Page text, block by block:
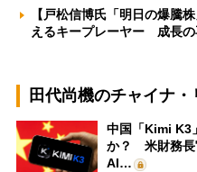
【戸松信博氏「明日の爆騰
えるキープレーヤー 成長
田代尚機のチャイナ・
中国「Kimi K3
か？ 米財務長
AI…